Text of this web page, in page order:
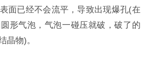
面已经不会流平，导致出现爆孔(在
形气泡，气泡一碰压就破，破了的
晶物)。